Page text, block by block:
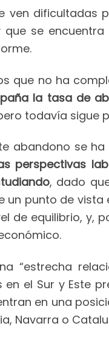
ven
se
que no ha
la tasa de
todavía sigue
abandono se
perspectivas
, dado
un punto de
de equilibrio, y,
“estrecha
el Sur y Este
en una
Navarra o